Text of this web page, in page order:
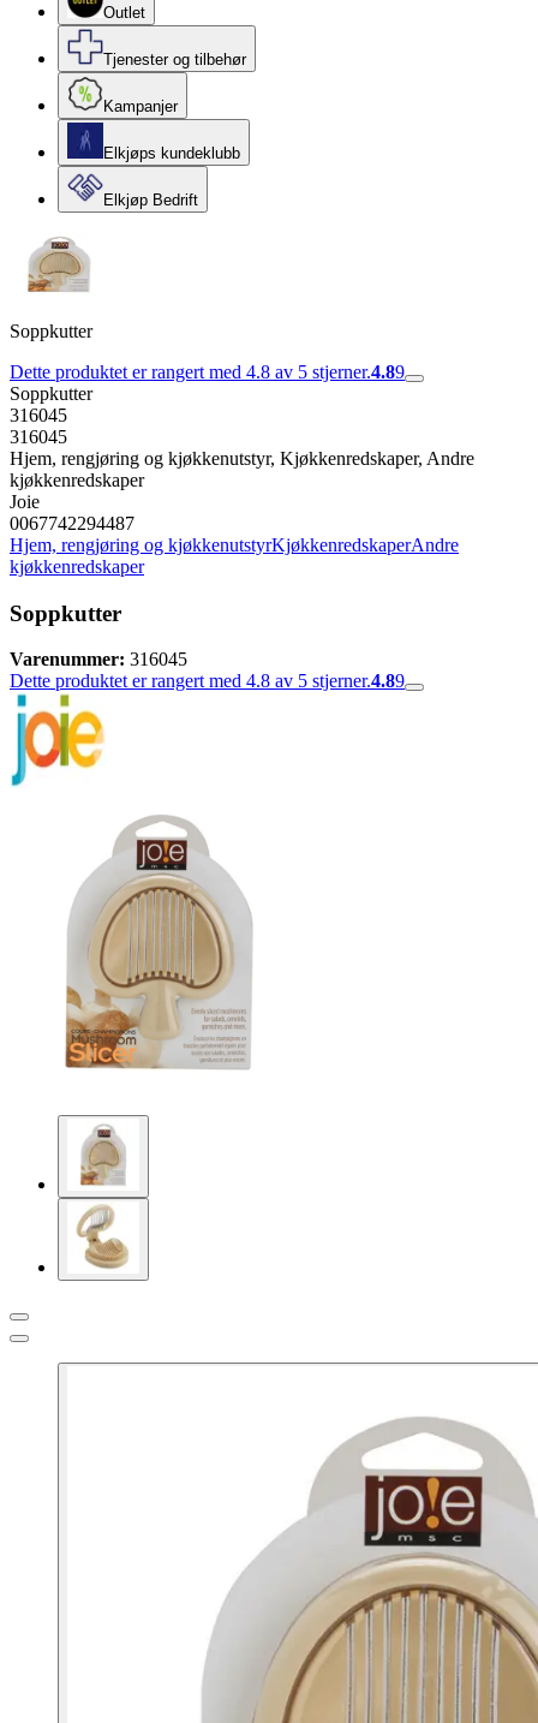
Outlet
Tjenester og tilbehør
Kampanjer
Elkjøps kundeklubb
Elkjøp Bedrift
Soppkutter
Dette produktet er rangert med 4.8 av 5 stjerner.4.89
Soppkutter
316045
316045
Hjem, rengjøring og kjøkkenutstyr, Kjøkkenredskaper, Andre
kjøkkenredskaper
Joie
0067742294487
Hjem, rengjøring og kjøkkenutstyrKjøkkenredskaperAndre
kjøkkenredskaper
Soppkutter
Varenummer: 316045
Dette produktet er rangert med 4.8 av 5 stjerner.4.89